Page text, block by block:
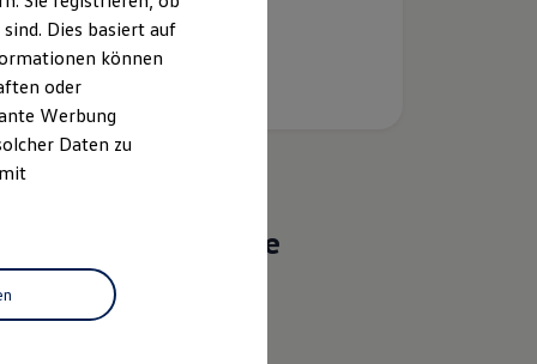
Das sind unsere
Leistungen
Dies basiert auf
können
oder
Werbung
Daten zu